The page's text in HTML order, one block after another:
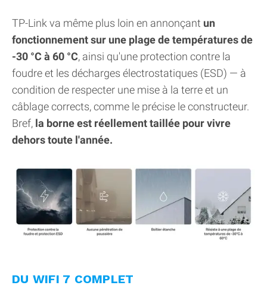
TP-Link va même plus loin en annonçant un
fonctionnement sur une plage de températures de
-30 °C à 60 °C, ainsi qu'une protection contre la
foudre et les décharges électrostatiques (ESD) — à
condition de respecter une mise à la terre et un
câblage corrects, comme le précise le constructeur.
Bref, la borne est réellement taillée pour vivre
dehors toute l'année.
DU WIFI 7 COMPLET